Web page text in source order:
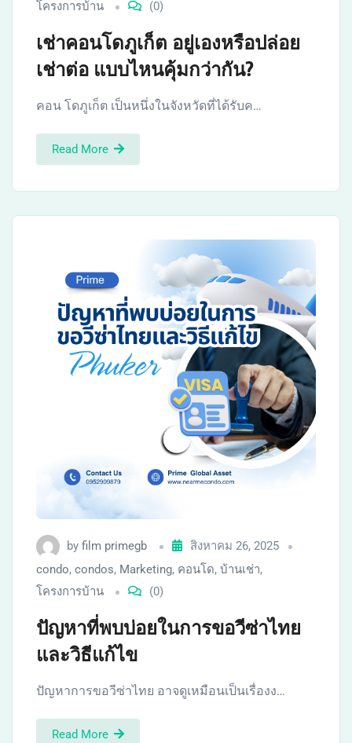
โครงการบ้าน (0)
เช่าคอนโดภูเก็ต อยู่เองหรือปล่อย
เช่าต่อ แบบไหนคุ้มกว่ากัน?
คอน โดภูเก็ต เป็นหนึ่งในจังหวัดที่ได้รับค…
Read More
by film primegb
สิงหาคม 26, 2025
condo, condos, Marketing, คอนโด, บ้านเช่า,
โครงการบ้าน
(0)
ปัญหาที่พบบ่อยในการขอวีซ่าไทย
และวิธีแก้ไข
ปัญหาการขอวีซ่าไทย อาจดูเหมือนเป็นเรื่องง…
Read More